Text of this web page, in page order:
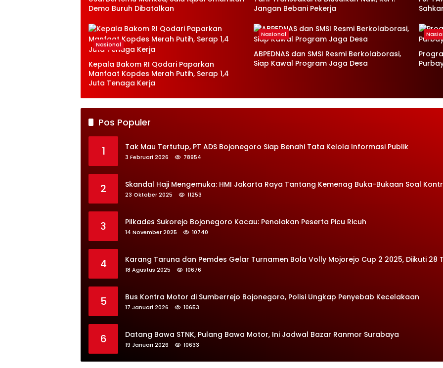
Demo Buruh Dibatalkan
Jangan Bebani Pekerja
Nasional
Kepala Bakom RI Qodari Paparkan
Manfaat Kopdes Merah Putih, Serap 1,4
Juta Tenaga Kerja
Nasional
ABPEDNAS dan SMSI Resmi Berkolaborasi,
Siap Kawal Program Jaga Desa
Pos Populer
1 Tak Mau Tertutup, PT ADS Bojonegoro Siap Benahi Tata Kelola Informasi Publik
3 Februari 2026 78954
2 Skandal Haji Mengemuka: HMI Jakarta Raya Tantang Kemenag Buka-Bukaan Soal
23 Oktober 2025 11253
3 Pilkades Sukorejo Bojonegoro Kacau: Penolakan Peserta Picu Ricuh
14 November 2025 10740
4 Karang Taruna dan Pemdes Gelar Turnamen Bola Volly Mojorejo Cup 2 2025, Diikuti 28
18 Agustus 2025 10676
5 Bus Kontra Motor di Sumberrejo Bojonegoro, Polisi Ungkap Penyebab Kecelakaan
17 Januari 2026 10653
6 Datang Bawa STNK, Pulang Bawa Motor, Ini Jadwal Bazar Ranmor Surabaya
19 Januari 2026 10633